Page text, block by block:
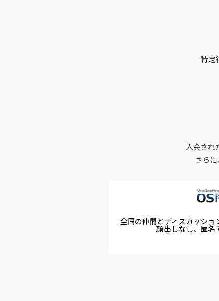
特定
入会され
さら
全国の仲間とディスカッショ
顔出しなし、匿名